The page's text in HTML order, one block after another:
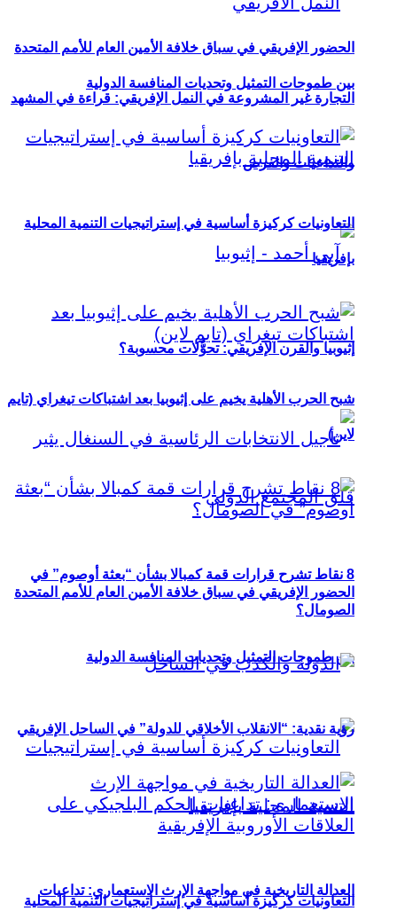
التجارة غير المشروعة في النمل الإفريقي: قراءة في المشهد
والتداعيات والفرص
إثيوبيا والقرن الإفريقي: تحوُّلات محسوبة؟
الحضور الإفريقي في سباق خلافة الأمين العام للأمم المتحدة
بين طموحات التمثيل وتحديات المنافسة الدولية
التعاونيات كركيزة أساسية في إستراتيجيات التنمية المحلية
الحضور الإفريقي في سباق خلافة الأمين العام للأمم المتحدة
بين طموحات التمثيل وتحديات المنافسة الدولية
التعاونيات كركيزة أساسية في إستراتيجيات التنمية المحلية
بإفريقيا
شبح الحرب الأهلية يخيم على إثيوبيا بعد اشتباكات تيغراي (تايم
لاين)
8 نقاط تشرح قرارات قمة كمبالا بشأن “بعثة أوصوم” في
الصومال؟
رؤية نقدية: “الانقلاب الأخلاقي للدولة” في الساحل الإفريقي
العدالة التاريخية في مواجهة الإرث الاستعماري: تداعيات